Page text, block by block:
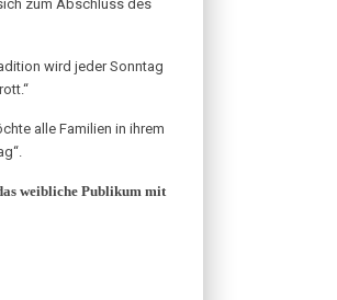
zum Abschluss des
wird jeder Sonntag
alle Familien in ihrem
weibliche Publikum mit